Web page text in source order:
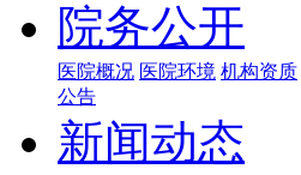
院务公开
医院概况 医院环境 机构资质
公告
新闻动态